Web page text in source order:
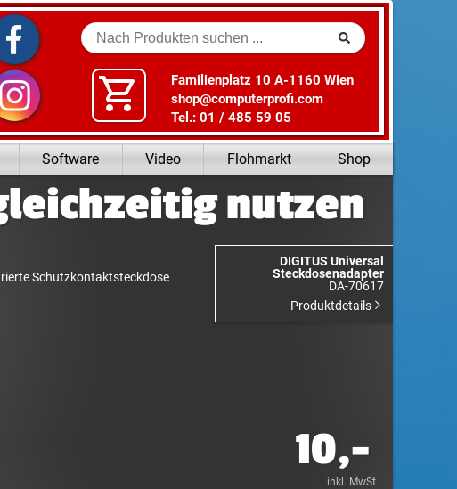
Suche
Familienplatz 10 A-1160 Wien
shop@computerprofi.com
Tel.: 01 / 485 59 05
Software Video Flohmarkt Shop
nutzen
Schutzkontaktsteckdose
DIGITUS Universal
Steckdosenadapter
DA-70617
Produktdetails
10,-
inkl. MwSt.